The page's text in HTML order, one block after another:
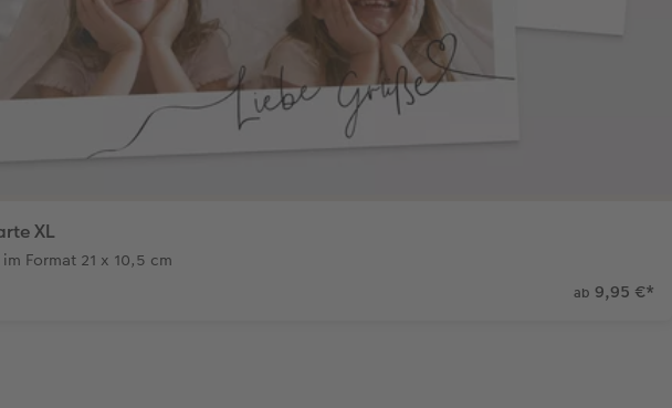
XL
Format 21 x 10,5 cm
ab 9,95 €*